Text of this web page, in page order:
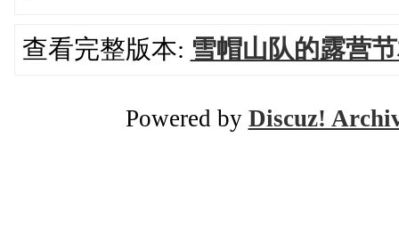
查看完整版本: 雪帽山队的露营
Powered by Discuz!